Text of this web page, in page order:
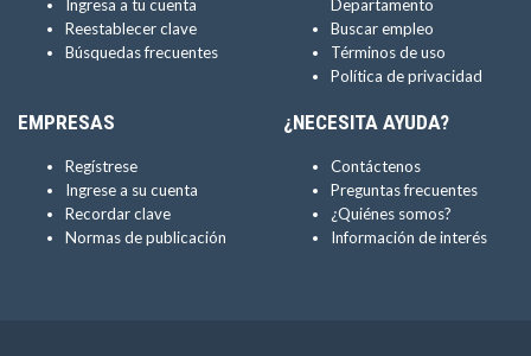
Ingresa a tu cuenta
Reestablecer clave
Búsquedas frecuentes
Departamento
Buscar empleo
Términos de uso
Política de privacidad
EMPRESAS
Regístrese
Ingrese a su cuenta
Recordar clave
Normas de publicación
¿NECESITA AYUDA?
Contáctenos
Preguntas frecuentes
¿Quiénes somos?
Información de interés